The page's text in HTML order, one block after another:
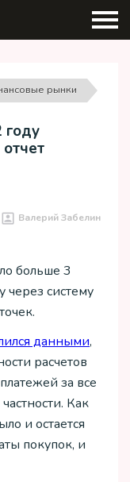
рынки
Валерий Забелин
больше 3
через систему
данными,
расчетов
за все
Как
и остается
покупок, и